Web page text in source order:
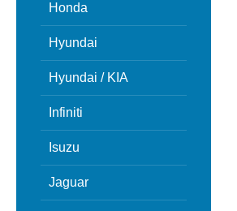
Honda
Hyundai
Hyundai / KIA
Infiniti
Isuzu
Jaguar